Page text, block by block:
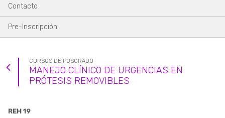
Contacto
Pre-Inscripción
CURSOS DE POSGRADO
MANEJO CLÍNICO DE URGENCIAS EN
PRÓTESIS REMOVIBLES
REH 19